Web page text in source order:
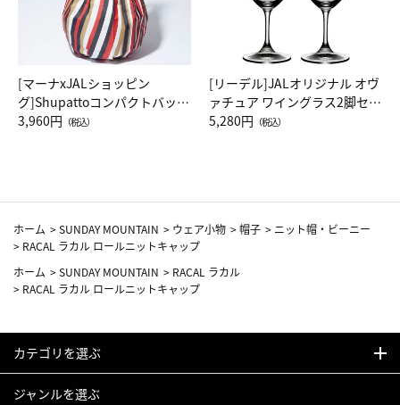
[マーナxJALショッピン
グ]Shupattoコンパクトバッグ
Drop JAL客室乗務員（LC）ス
3,960円 （税込）
[リーデル]JALオリジナル オヴ
ァチュア ワイングラス2脚セッ
ト（レッドワイン）
5,280円 （税込）
ホーム >SUNDAY MOUNTAIN > ウェア小物 >帽子 > ニット帽・ビーニー
> RACAL ラカル ロールニットキャップ
ホーム >SUNDAY MOUNTAIN > RACAL ラカル
> RACAL ラカル ロールニットキャップ
カテゴリを選ぶ
ジャンルを選ぶ